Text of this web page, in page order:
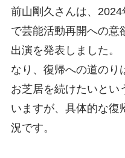
前山剛久さんは、
で芸能活動再開への意
出演を発表しました。
なり、復帰への道のり
お芝居を続けたいとい
いますが、具体的な復
況です。